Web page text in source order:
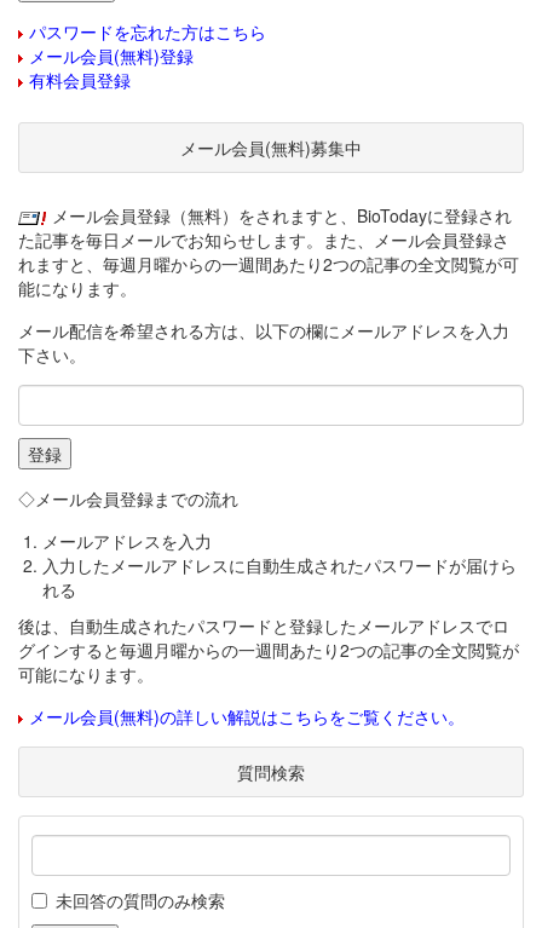
パスワードを忘れた方はこちら
メール会員(無料)登録
有料会員登録
メール会員(無料)募集中
メール会員登録（無料）をされますと、BioTodayに登録され
た記事を毎日メールでお知らせします。また、メール会員登録さ
れますと、毎週月曜からの一週間あたり2つの記事の全文閲覧が可
能になります。
メール配信を希望される方は、以下の欄にメールアドレスを入力
下さい。
◇メール会員登録までの流れ
メールアドレスを入力
入力したメールアドレスに自動生成されたパスワードが届けら
れる
後は、自動生成されたパスワードと登録したメールアドレスでロ
グインすると毎週月曜からの一週間あたり2つの記事の全文閲覧が
可能になります。
メール会員(無料)の詳しい解説はこちらをご覧ください。
質問検索
未回答の質問のみ検索